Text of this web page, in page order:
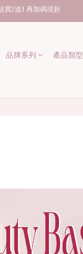
盛夏 | 夏日美好節
45個工作天
品牌系列 產品類型